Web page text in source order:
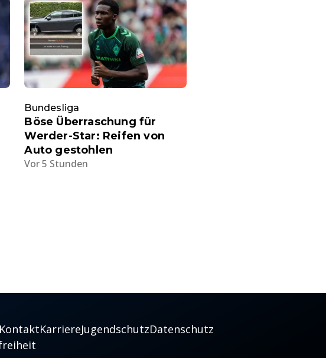
Bundesliga
Böse Überraschung für
Werder-Star: Reifen von
Auto gestohlen
Vor 5 Stunden
KontaktKarriereJugendschutzDatenschutz